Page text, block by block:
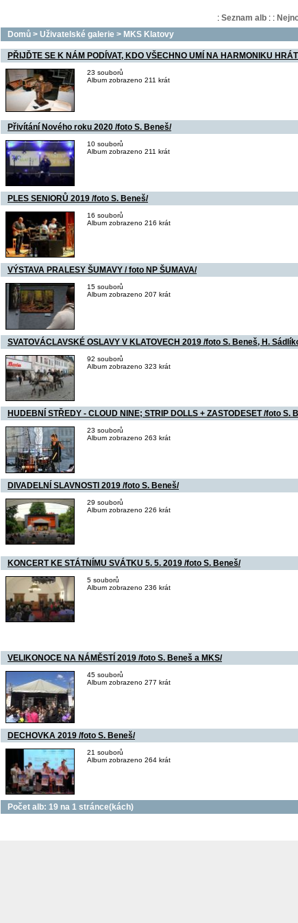
: Seznam alb: :
Domů > Uživatelské galerie > MKS Klatovy
PŘIJĎTE SE K NÁM PODÍVAT, KDO VŠECHNO UMÍ NA HARMONIKU
23 souborů
Album zobrazeno 211 krát
Přivítání Nového roku 2020 /foto S. Beneš/
10 souborů
Album zobrazeno 211 krát
PLES SENIORŮ 2019 /foto S. Beneš/
16 souborů
Album zobrazeno 216 krát
VÝSTAVA PRALESY ŠUMAVY / foto NP ŠUMAVA/
15 souborů
Album zobrazeno 207 krát
SVATOVÁCLAVSKÉ OSLAVY V KLATOVECH 2019 /foto S. Beneš, H.
92 souborů
Album zobrazeno 323 krát
HUDEBNÍ STŘEDY - CLOUD NINE; STRIP DOLLS + ZASTODESET /foto S.
23 souborů
Album zobrazeno 263 krát
DIVADELNÍ SLAVNOSTI 2019 /foto S. Beneš/
29 souborů
Album zobrazeno 226 krát
KONCERT KE STÁTNÍMU SVÁTKU 5. 5. 2019 /foto S. Beneš/
5 souborů
Album zobrazeno 236 krát
VELIKONOCE NA NÁMĚSTÍ 2019 /foto S. Beneš a MKS/
45 souborů
Album zobrazeno 277 krát
DECHOVKA 2019 /foto S. Beneš/
21 souborů
Album zobrazeno 264 krát
Počet alb: 19 na 1 stránce(kách)